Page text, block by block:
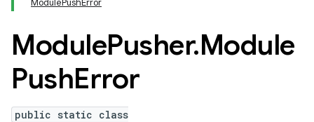
ModulePushError
ModulePusher.Module
PushError
public static class